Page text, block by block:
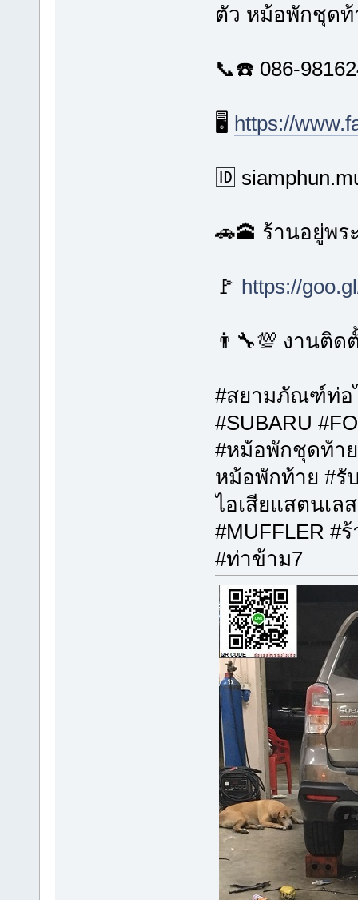
ตัว หม้อพักชุดท้
📞☎️ 086-
🖥️ https://
🆔
🚗🕋 ร้านอยู่พ
🚩 https://
👨‍🔧💯 งานติด
#สยามภัณฑ์ท่อ
#SUBARU
#หม้อพักชุดท้า
หม้อพักท้าย #รั
ไอเสียแสตนเล
#MUFFLER #
#ท่าข้าม7